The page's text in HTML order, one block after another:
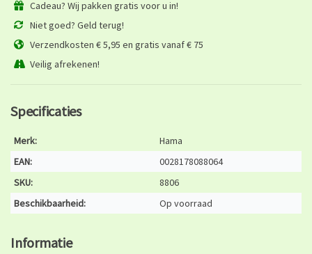
Cadeau? Wij pakken gratis voor u in!
Niet goed? Geld terug!
Verzendkosten € 5,95 en gratis vanaf € 75
Veilig afrekenen!
Specificaties
Merk:
Hama
EAN:
0028178088064
SKU:
8806
Beschikbaarheid:
Op voorraad
Informatie